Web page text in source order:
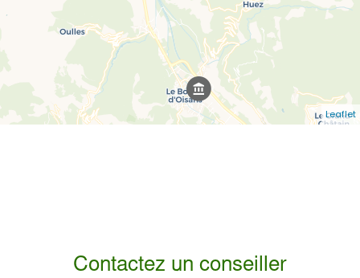
Leaflet
Contactez un conseiller